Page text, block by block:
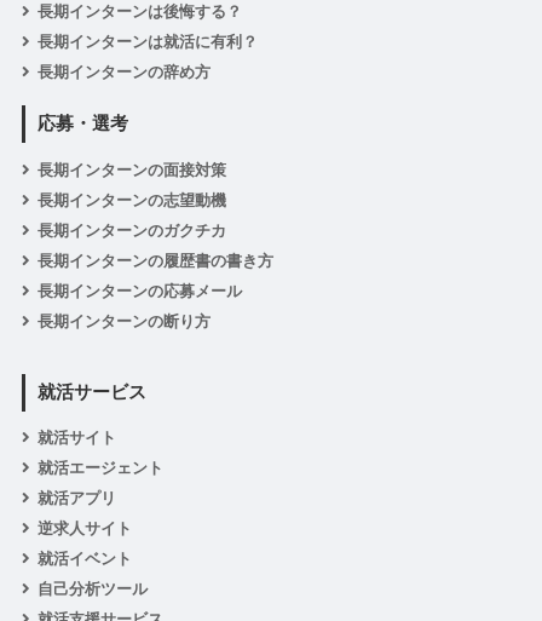
長期インターンは後悔する？
長期インターンは就活に有利？
長期インターンの辞め方
応募・選考
長期インターンの面接対策
長期インターンの志望動機
長期インターンのガクチカ
長期インターンの履歴書の書き方
長期インターンの応募メール
長期インターンの断り方
就活サービス
就活サイト
就活エージェント
就活アプリ
逆求人サイト
就活イベント
自己分析ツール